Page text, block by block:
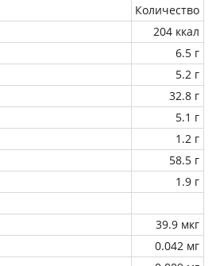
Количество
204 ккал
6.5 г
5.2 г
32.8 г
5.1 г
1.2 г
58.5 г
1.9 г
39.9 мкг
0.042 мг